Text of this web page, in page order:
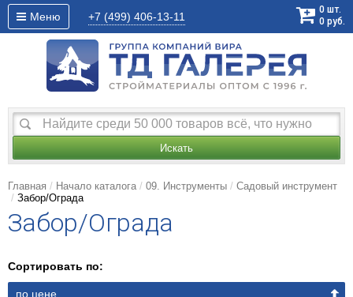
Меню +7 (499) 406-13-11
0 шт.
0 руб.
Искать
Главная Начало каталога 09. Инструменты
Садовый инструмент
Забор/Ограда
Забор/Ограда
Сортировать по:
по цене